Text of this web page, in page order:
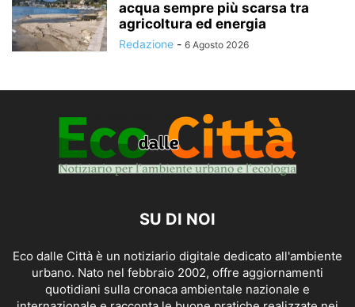
acqua sempre più scarsa tra
agricoltura ed energia
Redazione - 6 Agosto 2026
SU DI NOI
Eco dalle Città è un notiziario digitale dedicato all'ambiente
urbano. Nato nel febbraio 2002, offre aggiornamenti
quotidiani sulla cronaca ambientale nazionale e